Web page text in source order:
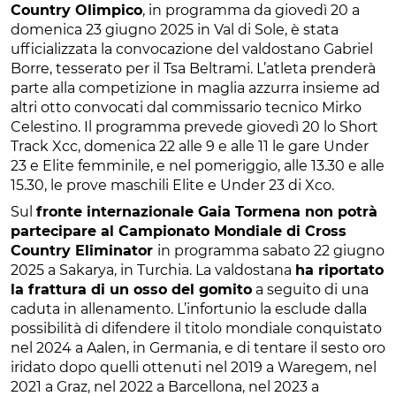
Country Olimpico, in programma da giovedì 20 a
domenica 23 giugno 2025 in Val di Sole, è stata
ufficializzata la convocazione del valdostano Gabriel
Borre, tesserato per il Tsa Beltrami. L’atleta prenderà
parte alla competizione in maglia azzurra insieme ad
altri otto convocati dal commissario tecnico Mirko
Celestino. Il programma prevede giovedì 20 lo Short
Track Xcc, domenica 22 alle 9 e alle 11 le gare Under
23 e Elite femminile, e nel pomeriggio, alle 13.30 e alle
15.30, le prove maschili Elite e Under 23 di Xco.
Sul fronte internazionale Gaia Tormena non potrà
partecipare al Campionato Mondiale di Cross
Country Eliminator in programma sabato 22 giugno
2025 a Sakarya, in Turchia. La valdostana ha riportato
la frattura di un osso del gomito a seguito di una
caduta in allenamento. L’infortunio la esclude dalla
possibilità di difendere il titolo mondiale conquistato
nel 2024 a Aalen, in Germania, e di tentare il sesto oro
iridato dopo quelli ottenuti nel 2019 a Waregem, nel
2021 a Graz, nel 2022 a Barcellona, nel 2023 a